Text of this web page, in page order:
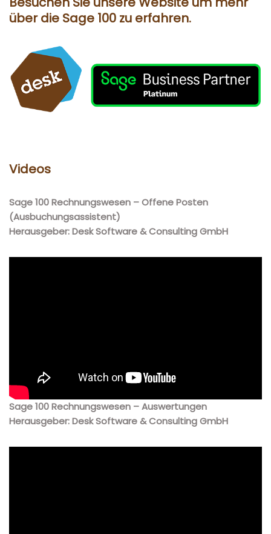
über die Sage 100 zu erfahren.
Videos
Sage 100 Rechnungswesen – Offene Posten
(Ausbuchungsassistent)
Herausgeber: Desk Software & Consulting GmbH
Sage 100 Rechnungswesen – Auswertungen
Herausgeber: Desk Software & Consulting GmbH